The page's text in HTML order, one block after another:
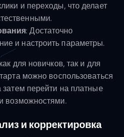
и переходы, что делает
: Достаточно
и настроить параметры.
для новичков, так и для
можно воспользоваться
перейти на платные
возможностями.
и корректировка